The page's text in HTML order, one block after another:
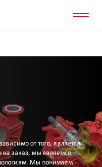
от того, является
на заказ, мы являемся
Мы понимаем